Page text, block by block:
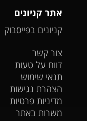
אתר קניונים
קניונים בפייסבוק
צור קשר
דווח על טעות
תנאי שימוש
הצהרת נגישות
מדיניות פרטיות
משרות באתר